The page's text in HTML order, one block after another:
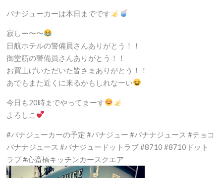
た！
バナジューカーは本日までです
寂しー〜〜
日航ホテルの警備員さんありがとう！！
御堂筋の警備員さんありがとう！！
お買上げいただいた皆さまありがとう！！
あでもまた近くに来るかもしれなーい
今日も20時までやってまーす
よろしこ
#バナジューカーの予定 #バナジュー #バナナジュース #チョコ
バナナジュース #バナジュードットラブ #8710 #8710ドット
ラブ #心斎橋キッチンカースクエア